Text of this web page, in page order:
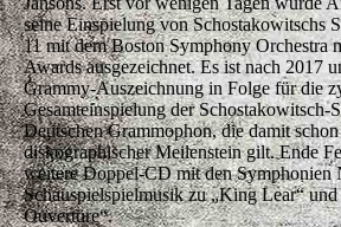
seine Einspielung von Schostakowitschs
11 mit dem Boston Symphony Orchestra
Awards ausgezeichnet. Es ist nach 2017
Grammy-Auszeichnung in Folge für die
Gesamteinspielung der Schostakowitsch-
Deutschen Grammophon, die damit
diskographischer Meilenstein gilt. Ende
weitere Doppel-CD mit den Symphonien
Schauspielspielmusik zu „King Lear“ und
Ouvertüre“.